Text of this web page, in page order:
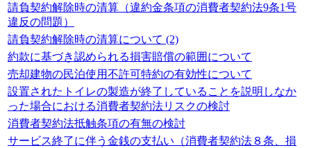
請負契約解除時の清算（違約金条項の消費者契約法9条1号
違反の問題）
請負契約解除時の清算について (2)
約款に基づき認められる損害賠償の範囲について
売却建物の民泊使用不許可特約の有効性について
設置されたトイレの製造が終了していることを説明しなか
った場合における消費者契約法リスクの検討
消費者契約法抵触条項の有無の検討
サービス終了に伴う金銭の支払い（消費者契約法８条、損